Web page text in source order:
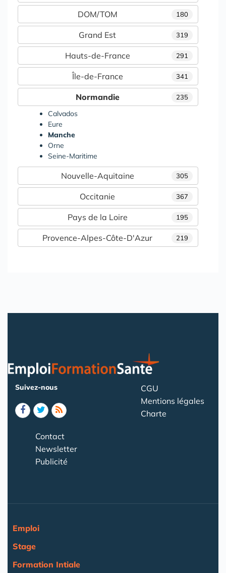
180
DOM/TOM
319
Grand Est
291
Hauts-de-France
341
Île-de-France
235
Normandie
Calvados
Eure
Manche
Orne
Seine-Maritime
305
Nouvelle-Aquitaine
367
Occitanie
195
Pays de la Loire
219
Provence-Alpes-Côte-D'Azur
Suivez-nous
CGU
Mentions légales
Charte
Contact
Newsletter
Publicité
Emploi
Stage
Formation Intiale